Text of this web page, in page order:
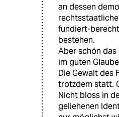
an dessen
fundiert-
bestehen.
Aber schön das
im guten
Die Gewalt des
trotzdem statt.
Nicht bloss in
geliehenen